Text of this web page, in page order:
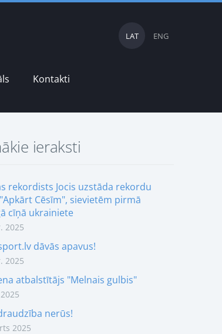
Kontakti
LAT ENG
ieraksti
rekordists Jocis uzstāda rekordu
Cēsīm", sievietēm pirmā
cīņā ukrainiete
2025
dāvās apavus!
2025
atbalstītājs "Melnais gulbis"
nerūs!
2025